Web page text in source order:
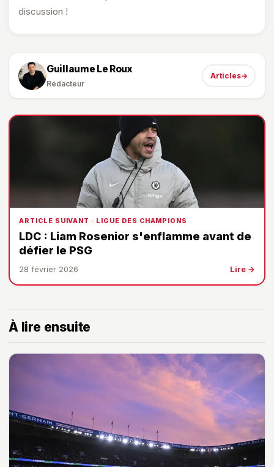
discussion !
Guillaume Le Roux
Rédacteur
Articles→
ARTICLE SUIVANT · LIGUE DES CHAMPIONS
LDC : Liam Rosenior s'enflamme avant de
défier le PSG
28 février 2026 Lire →
À lire ensuite